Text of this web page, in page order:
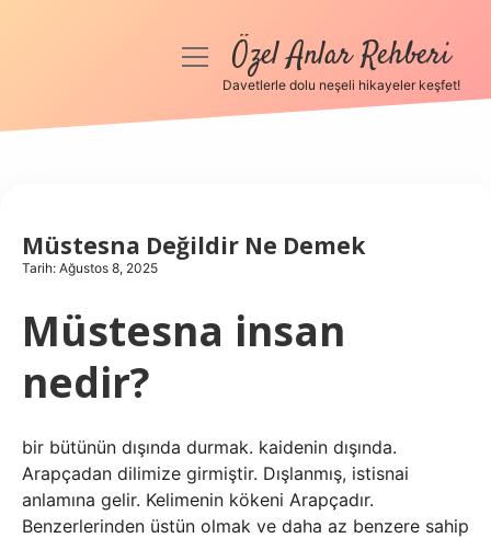
Anasayfa
Hakkımızda
menüyüÖzel Anlar Rehberi
Davetlerle dolu neşeli hikayeler keşfet!
Müstesna Değildir Ne Demek
Tarih: Ağustos 8, 2025
Müstesna insan
nedir?
bir bütünün dışında durmak. kaidenin dışında.
Arapçadan dilimize girmiştir. Dışlanmış, istisnai
anlamına gelir. Kelimenin kökeni Arapçadır.
Benzerlerinden üstün olmak ve daha az benzere sahip